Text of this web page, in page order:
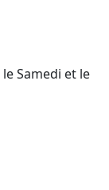
Samedi et le